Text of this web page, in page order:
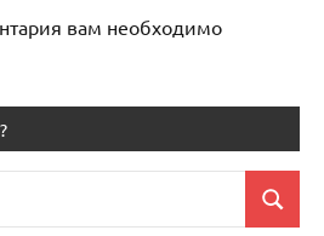
вам необходимо
Поиск